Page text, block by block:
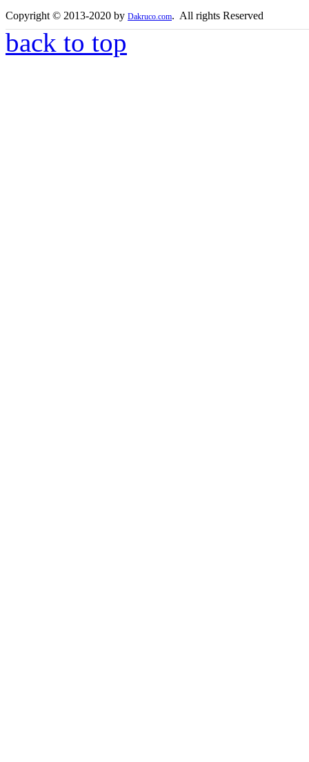
back to top
Copyright © 2013-2020 by Dakruco.com. All rights Reserved